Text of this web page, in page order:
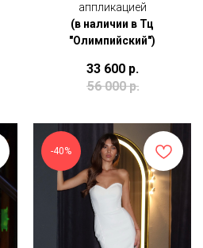
аппликацией
(в наличии в Тц
"Олимпийский")
33 600 р.
56 000 р.
-40%